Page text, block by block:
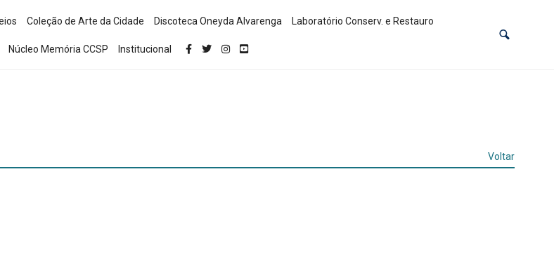
Coleção de Arte da Cidade Discoteca Oneyda Alvarenga Laboratório Conserv. e Restauro
Núcleo Memória CCSP Institucional
Voltar